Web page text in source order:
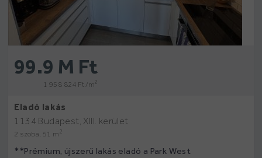
99.9 M Ft
1 958 824 Ft /m2
Eladó lakás
1134 Budapest, XIII. kerület
2 szoba, 51 m 2
**Prémium, újszerű lakás eladó a Park West